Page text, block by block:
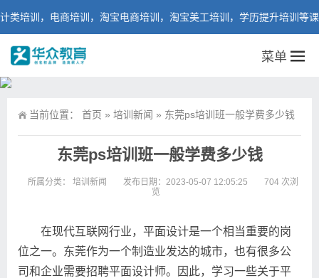
，电商培训，淘宝电商培训，淘宝美工培训，学历提升培训等课程。
菜单
当前位置： 首页 » 培训新闻 » 东莞ps培训班一般学费多少钱
东莞ps培训班一般学费多少钱
所属分类： 培训新闻 发布日期：2023-05-07 12:05:25
704 次浏
览
在现代互联网行业，平面设计是一个相当重要的岗
位之一。东莞作为一个制造业发达的城市，也有很多公
司和企业需要招聘平面设计师。因此，学习一些关于平